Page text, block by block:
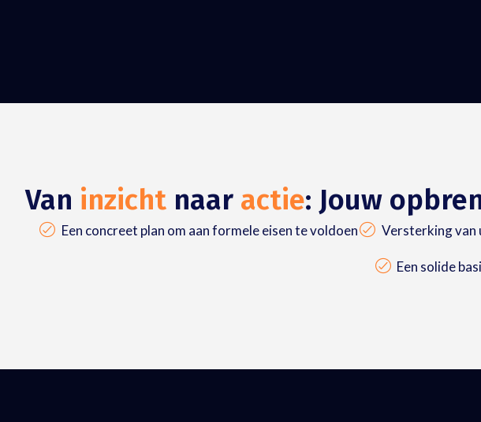
Van inzicht naar actie: Jouw
Een concreet plan om aan formele eisen te voldoen Versterking van
Een solide